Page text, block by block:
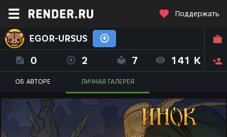
Поддержать
EGOR-URSUS
0 2 7 141 K
ОБ АВТОРЕ ЛИЧНАЯ ГАЛЕРЕЯ